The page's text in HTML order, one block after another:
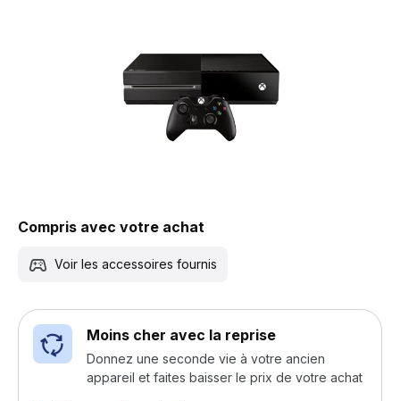
Compris avec votre achat
Voir les accessoires fournis
Moins cher avec la reprise
Donnez une seconde vie à votre ancien
appareil et faites baisser le prix de votre achat